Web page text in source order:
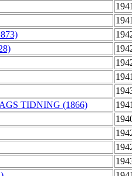
TIDNING (1866)